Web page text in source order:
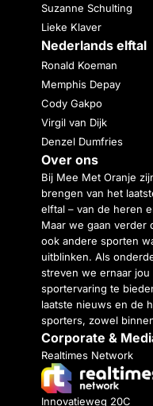
Suzanne Schulting
Lieke Klaver
Nederlands elftal
Ronald Koeman
Memphis Depay
Cody Gakpo
Virgil van Dijk
Denzel Dumfries
Over ons
Bij Mee Met Oranje
brengen van het
elftal – van de heren
Maar we gaan verder
ook andere sporten
uitblinken. Als
streven we ernaar
sportervaring te
laatste nieuws en de
sporters, zowel
Corporate &
Realtimes Network
Innovatieweg 20C